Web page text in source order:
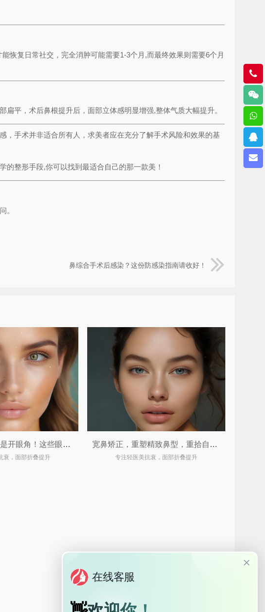
恢复日常社交，完全消肿可能需要1-3个月,而最终效果则需要6个月
平，术后鼻根提升后，面部立体感明显增强,整体气质大幅提升。
，手术并非适合所有人，求美者应在充分了解手术风险和效果的基
整形手段,你可以找到最适合自己的那一款美！
。
鼻综合手术后感染？这份防感染指南请收好！
视觉门面官不只是开眼角！这些眼整形手术让你由内而外散发光彩 ✨
衰，面部折叠提升
宽鼻矫正，重塑精致鼻型，重拾自信魅力
专注轻医美抗衰，面部折叠提升